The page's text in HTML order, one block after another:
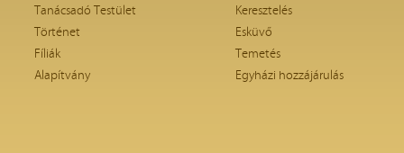
Tanácsadó Testület
Történet
Fíliák
Alapítvány
Keresztelés
Esküvő
Temetés
Egyházi hozzájárulás